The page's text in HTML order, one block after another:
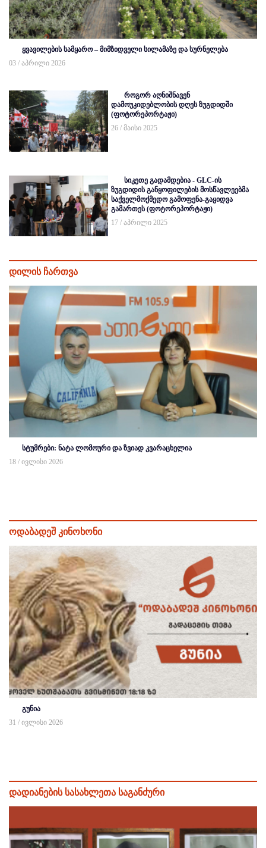
ყვავილების სამყარო – მიმზიდველი სილამაზე და სურნელება
03 / აპრილი 2026
როგორ აღნიშნავენ
დამოუკიდებლობის დღეს ზუგდიდში
(ფოტორეპორტაჟი)
26 / მაისი 2025
სიკეთე გადამდებია - GLC-ის
ზუგდიდის განყოფილების მოსწავლეებმა
საქველმოქმედო გამოფენა-გაყიდვა
გამართეს (ფოტორეპორტაჟი)
17 / აპრილი 2025
დილის ჩართვა
სტუმრები: ნატა ლომოური და ზვიად კვარაცხელია
18 / ივლისი 2026
ოდაბადეშ კინოხონი
გუნია
31 / ივლისი 2026
დადიანების სასახლეთა საგანძური